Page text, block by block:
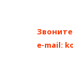
Звоните
e-mail: